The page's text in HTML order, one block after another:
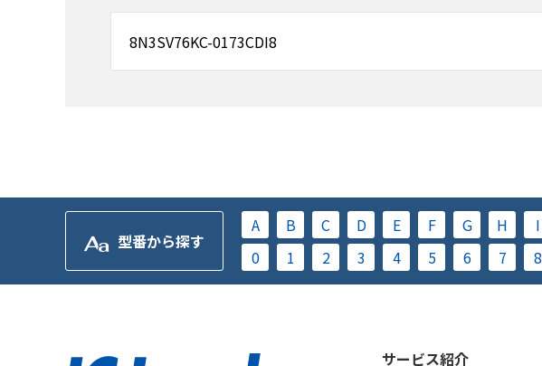
型番から探す
A B C D E F G H I
0
1 2 3 4 5 6 7 8
サービス紹介